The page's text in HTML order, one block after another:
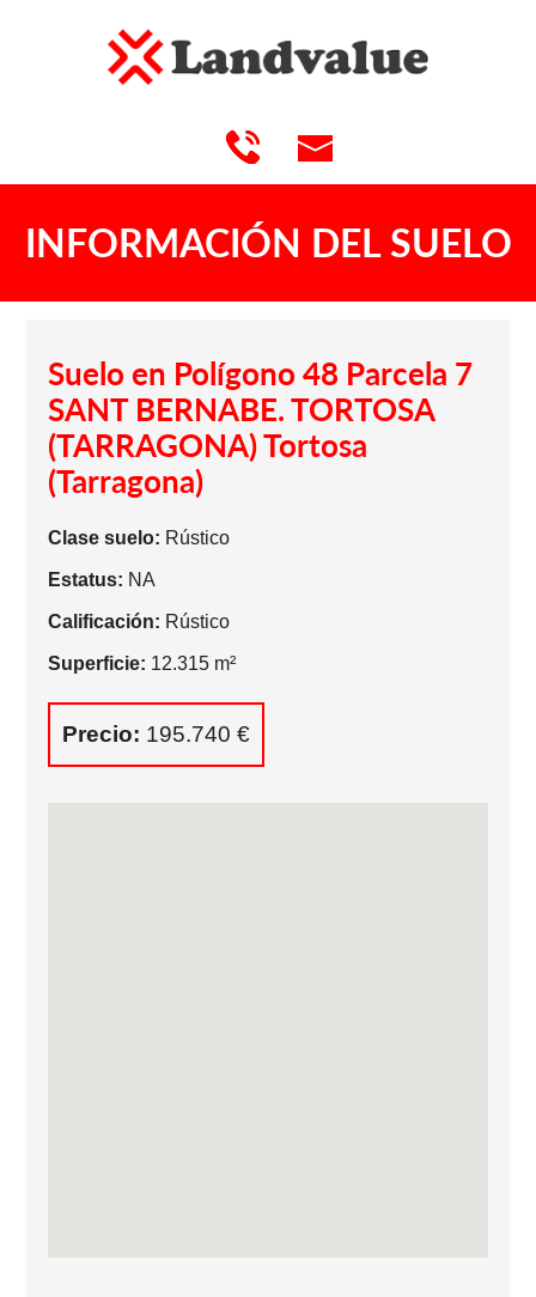
INFORMACIÓN DEL SUELO
Suelo en Polígono 48 Parcela 7
SANT BERNABE. TORTOSA
(TARRAGONA) Tortosa
(Tarragona)
Clase suelo: Rústico
Estatus: NA
Calificación: Rústico
Superficie: 12.315 m²
Precio: 195.740 €